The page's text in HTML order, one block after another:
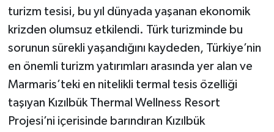
turizm tesisi, bu yıl dünyada yaşanan ekonomik
krizden olumsuz etkilendi. Türk turizminde bu
sorunun sürekli yaşandığını kaydeden, Türkiye’nin
en önemli turizm yatırımları arasında yer alan ve
Marmaris’teki en nitelikli termal tesis özelliği
taşıyan Kızılbük Thermal Wellness Resort
Projesi’ni içerisinde barındıran Kızılbük